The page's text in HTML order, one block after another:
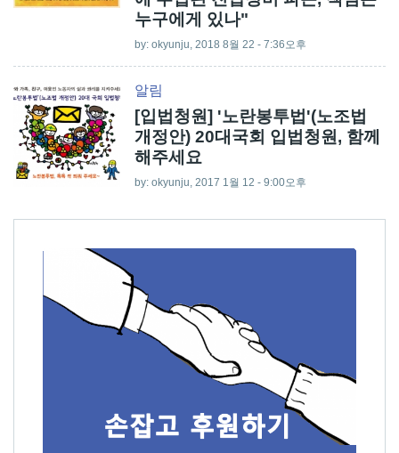
누구에게 있나"
by: okyunju, 2018 8월 22 - 7:36오후
알림
[입법청원] '노란봉투법'(노조법
개정안) 20대국회 입법청원, 함께
해주세요
by: okyunju, 2017 1월 12 - 9:00오후